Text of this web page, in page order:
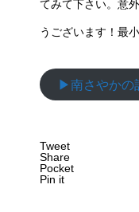
てみて下さい。意
うございます！最
▶︎南さやかの
Tweet
Share
Pocket
Pin it